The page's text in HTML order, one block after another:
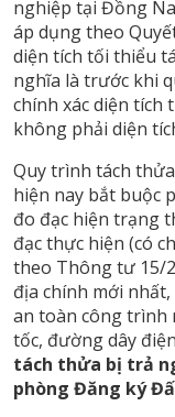
nghiệp tại Đồng
áp dụng theo
diện tích tối thiểu
nghĩa là trước khi
chính xác diện tích
không phải diện
Quy trình tách
hiện nay bắt buộc
đo đạc hiện trạng
đạc thực hiện (có
theo Thông tư 15/
địa chính mới
an toàn công trình
tốc, đường dây
tách thửa bị trả
phòng Đăng ký